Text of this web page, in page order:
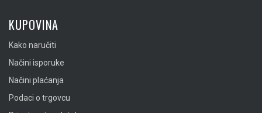
KUPOVINA
Kako naručiti
Načini isporuke
Načini plaćanja
Podaci o trgovcu